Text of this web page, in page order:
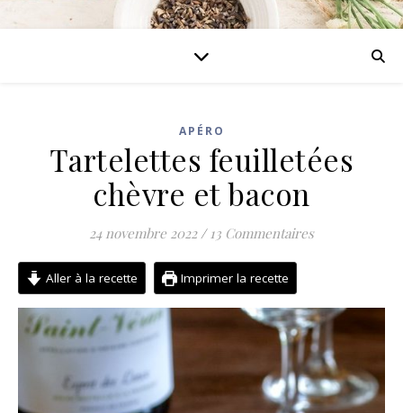
APÉRO
Tartelettes feuilletées
chèvre et bacon
24 novembre 2022 / 13 Commentaires
Aller à la recette Imprimer la recette